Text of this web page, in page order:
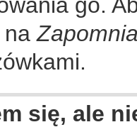
na
się, ale